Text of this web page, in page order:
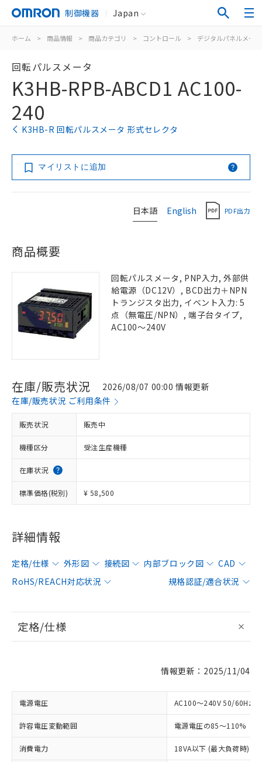
制御機器 Japan
ホーム > 商品情報 > 商品カテゴリ > コントロール > デジタルパネルメータ
回転パルスメータ
K3HB-RPB-ABCD1 AC100-
240
K3HB-R 回転パルスメータ 形式セレクタ
マイリストに追加
日本語 English PDF出力
商品概要
回転パルスメータ, PNP入力, 外部供
給電源（DC12V）, BCD出力＋NPN
トランジスタ出力, イベント入力: 5
点（無電圧/NPN）, 端子台タイプ,
AC100～240V
在庫/販売状況
2026/08/07 00:00 情報更新
在庫/販売状況 ご利用条件
販売状況 販売中
機種区分 受注生産機種
在庫状況
標準価格(税別) ¥ 58,500
詳細情報
定格/仕様 外形図 接続図 内部ブロック図
CAD
RoHS/REACH対応状況
規格認証/適合状況
定格/仕様
情報更新：2025/11/04
電源電圧 AC100～240V 50/60Hz
許容電圧変動範囲 電源電圧の85～110%
消費電力 18VA以下 (最大負荷時)